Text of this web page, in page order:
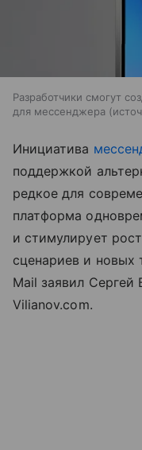
Разработчики смогут
для мессенджера
Инициатива
поддержкой
редкое для
платформа
и стимулирует
сценариев и новых
Mail заявил Сергей
Vilianov.com.